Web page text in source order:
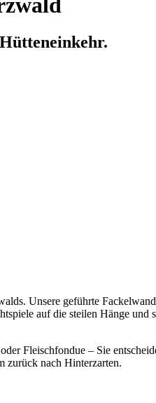
Unsere geführte
auf die steilen Hänge und
Fleischfondue – Sie
zurück nach Hinterzarten.